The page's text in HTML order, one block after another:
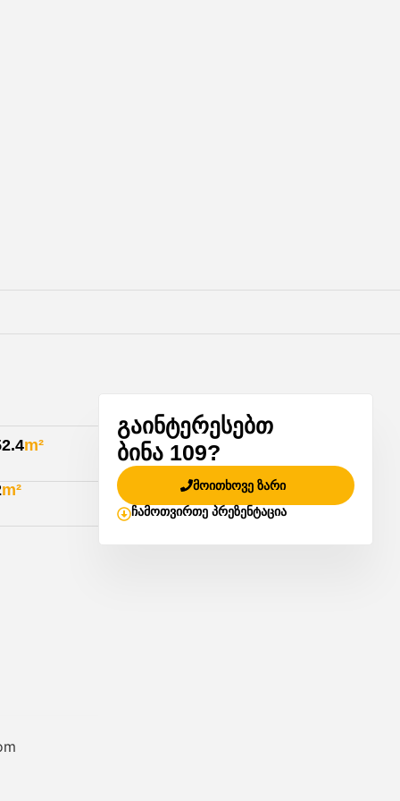
m²
m²
გაინტერესებთ
ბინა 109?
მოითხოვე ზარი
ჩამოთვირთე პრეზენტაცია